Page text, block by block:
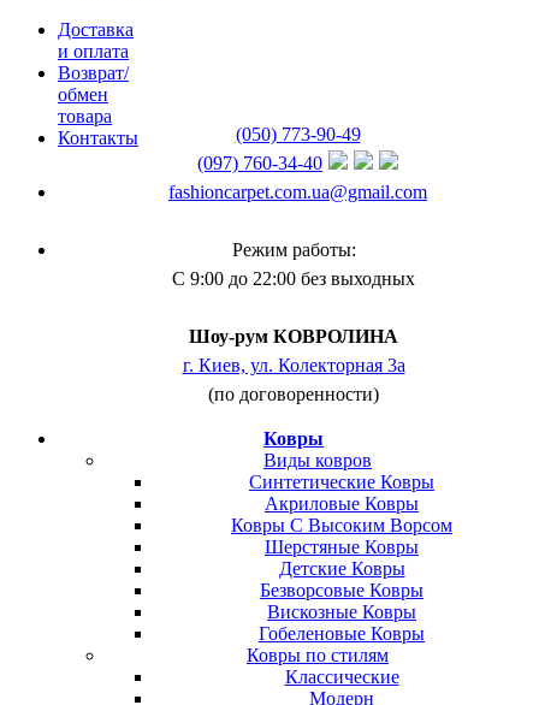
Доставка
и оплата
Возврат/
обмен
товара
Контакты
(050) 773-90-49
(097) 760-34-40
fashioncarpet.com.ua@gmail.com
Режим работы:
С 9:00 до 22:00 без выходных
Шоу-рум КОВРОЛИНА
г. Киев, ул. Колекторная 3а
(по договоренности)
Ковры
Виды ковров
Синтетические Ковры
Акриловые Ковры
Ковры С Высоким Ворсом
Шерстяные Ковры
Детские Ковры
Безворсовые Ковры
Вискозные Ковры
Гобеленовые Ковры
Ковры по стилям
Классические
Модерн